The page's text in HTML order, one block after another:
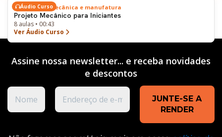
Áudio Curso
Engenharia mecânica e manufatura
Projeto Mecânico para Iniciantes
8 aulas • 00:43
Ver Áudio Curso
Assine nossa newsletter... e receba novidades
e descontos